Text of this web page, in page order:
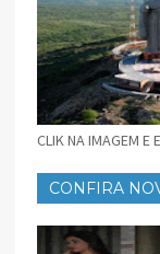
CLIK NA IMAGEM E
CONFIRA